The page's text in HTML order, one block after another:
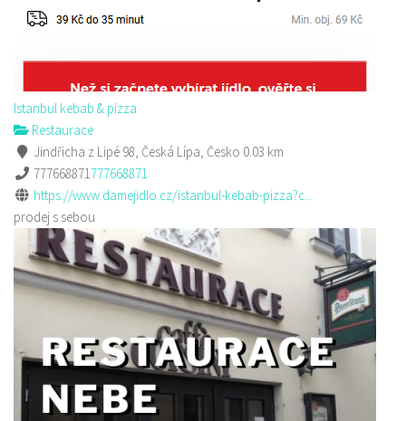
Istanbul kebab & pizza
Restaurace
Jindřicha z Lipé 98, Česká Lípa, Česko 0.03 km
777668871777668871
https://www.damejidlo.cz/istanbul-kebab-pizza?c...
prodej s sebou